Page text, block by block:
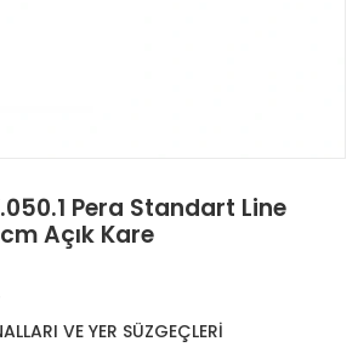
Pera Standart Line
Açık Kare
VE YER SÜZGEÇLERİ